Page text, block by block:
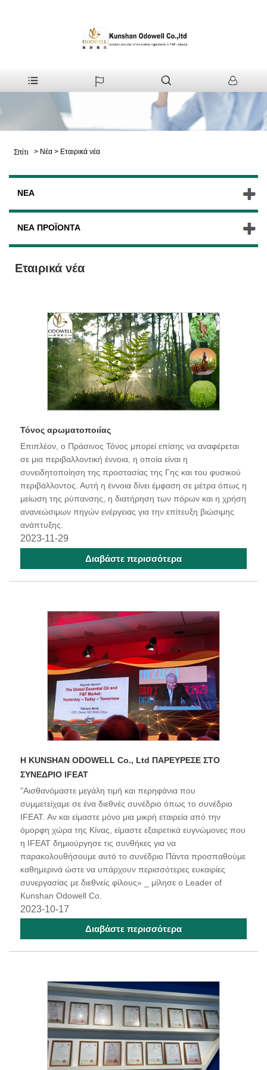
Σπίτι > Νέα > Εταιρικά νέα
ΝΈΑ
ΝΈΑ ΠΡΟΪΌΝΤΑ
Εταιρικά νέα
Τόνος αρωματοποιίας
Επιπλέον, ο Πράσινος Τόνος μπορεί επίσης να αναφέρεται
σε μια περιβαλλοντική έννοια, η οποία είναι η
συνειδητοποίηση της προστασίας της Γης και του φυσικού
περιβάλλοντος. Αυτή η έννοια δίνει έμφαση σε μέτρα όπως η
μείωση της ρύπανσης, η διατήρηση των πόρων και η χρήση
ανανεώσιμων πηγών ενέργειας για την επίτευξη βιώσιμης
ανάπτυξης.
2023-11-29
Διαβάστε περισσότερα
Η KUNSHAN ODOWELL Co., Ltd ΠΑΡΕΥΡΕΣΕ ΣΤΟ
ΣΥΝΕΔΡΙΟ IFEAT
"Αισθανόμαστε μεγάλη τιμή και περηφάνια που
συμμετείχαμε σε ένα διεθνές συνέδριο όπως το συνέδριο
IFEAT. Αν και είμαστε μόνο μια μικρή εταιρεία από την
όμορφη χώρα της Κίνας, είμαστε εξαιρετικά ευγνώμονες που
η IFEAT δημιούργησε τις συνθήκες για να
παρακολουθήσουμε αυτό το συνέδριο Πάντα προσπαθούμε
καθημερινά ώστε να υπάρχουν περισσότερες ευκαιρίες
συνεργασίας με διεθνείς φίλους» _ μίλησε ο Leader of
Kunshan Odowell Co.
2023-10-17
Διαβάστε περισσότερα